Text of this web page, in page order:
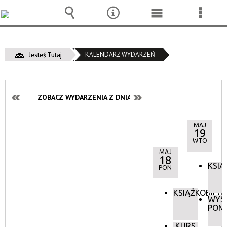
Jesteś Tutaj KALENDARZ WYDARZEŃ
ZOBACZ WYDARZENIA Z DNIA:
MAJ
18
PON
KSIĄŻKOBIEG
MAJ
19
WTO
Wyszukiwarka
NarzędziaMenu
Menu